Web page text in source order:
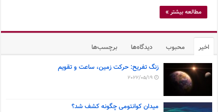
مطالعه بیشتر »
اخیر محبوب دیدگاه‌ها برچسب‌ها
زنگ تفریح: حرکت زمین، ساعت و تقویم
2022/05/19
میدان کوانتومی چگونه کشف شد؟